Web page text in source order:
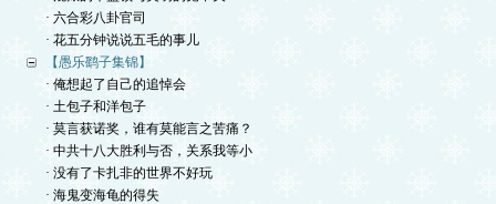
· 六合彩八卦官司
· 花五分钟说说五毛的事儿
【愚乐鹞子集锦】
· 俺想起了自己的追悼会
· 土包子和洋包子
· 莫言获诺奖，谁有莫能言之苦痛？
· 中共十八大胜利与否，关系我等小
· 没有了卡扎非的世界不好玩
· 海鬼变海龟的得失